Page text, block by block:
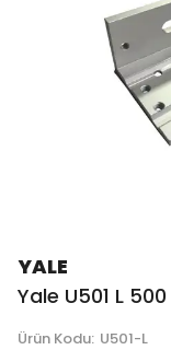
YALE
Yale U501 L
Ürün Kodu: U501-L